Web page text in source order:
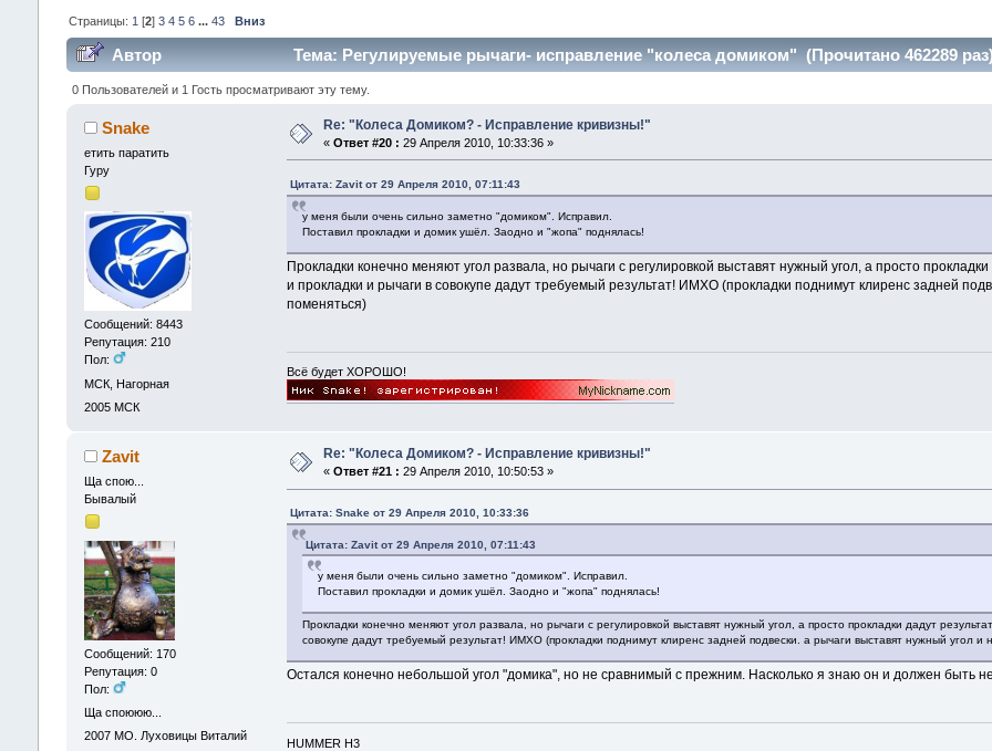
Страницы: 1 [2] 3 4 5 6 ... 43 Вниз
Автор Тема: Регулируемые рычаги- исправление "колеса домиком" (Прочитано 462289
0 Пользователей и 1 Гость просматривают эту тему.
Snake
етить паратить
Гуру
Сообщений: 8443
Репутация: 210
Пол:
МСК, Нагорная
2005 МСК
Re: "Колеса Домиком? - Исправление кривизны!"
« Ответ #20 : 29 Апреля 2010, 10:33:36 »
Цитата: Zavit от 29 Апреля 2010, 07:11:43
у меня были очень сильно заметно "домиком". Исправил.
Поставил прокладки и домик ушёл. Заодно и "жопа" поднялась!
Прокладки конечно меняют угол развала, но рычаги с регулировкой выставят нужный угол, а просто
и прокладки и рычаги в совокупе дадут требуемый результат! ИМХО (прокладки поднимут клиренс задней
поменяться)
Всё будет ХОРОШО!
Zavit
Ща спою...
Бывалый
Сообщений: 170
Репутация: 0
Пол:
Ща споююю...
2007 МО. Луховицы Виталий
Re: "Колеса Домиком? - Исправление кривизны!"
« Ответ #21 : 29 Апреля 2010, 10:50:53 »
Цитата: Snake от 29 Апреля 2010, 10:33:36
Цитата: Zavit от 29 Апреля 2010, 07:11:43
у меня были очень сильно заметно "домиком". Исправил.
Поставил прокладки и домик ушёл. Заодно и "жопа" поднялась!
Прокладки конечно меняют угол развала, но рычаги с регулировкой выставят нужный угол, а просто прокладки дадут
совокупе дадут требуемый результат! ИМХО (прокладки поднимут клиренс задней подвески. а рычаги выставят нужный угол и
Остался конечно небольшой угол "домика", но не сравнимый с прежним. Насколько я знаю он и должен быть
HUMMER H3